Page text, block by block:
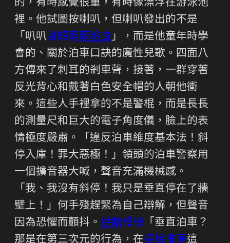
的，有時感覺很重，有時像漂浮在游泳池
裡。他試圖按喇叭，但喇叭發出的不是
「叭叭身體健康檢查」，而是他童年時學
會的、關於泊車口訣的魔性兒歌。四面八
方傳來了刺耳的剎車聲，接著，一群穿著
反光背心和戴著白色安全帽的人朝他衝
來。這些人手裡拿的不是警棍，而是長長
的測量尺和巨大的電子角度儀，臉上的表
情極度嚴肅。「違反泊車維度基本法！斜
停入庫！罪大惡極！」領頭的泊車警察用
一個擴音器大喊，聲音充滿機械感。
「我、我沒有斜停！我只是垂直停在了牆
壁上！」何手殘趕緊為自己辯解，但聲音
因為恐懼而顫抖。 供膳體檢 「垂直泊車？
那是在第三次元的行為，在巡檢推薦這